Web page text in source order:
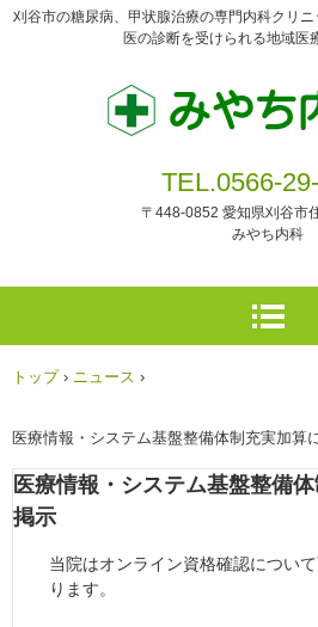
刈谷市の糖尿病、甲状腺治療の専門内科クリ
医の診断を受けられる地域
TEL.0566-
〒448-0852 愛知県刈谷市
みやち内科
トップ › ニュース ›
医療情報・システム基盤整備体制充実加算
医療情報・システム基盤整備
掲示
当院はオンライン資格確認につい
ります。